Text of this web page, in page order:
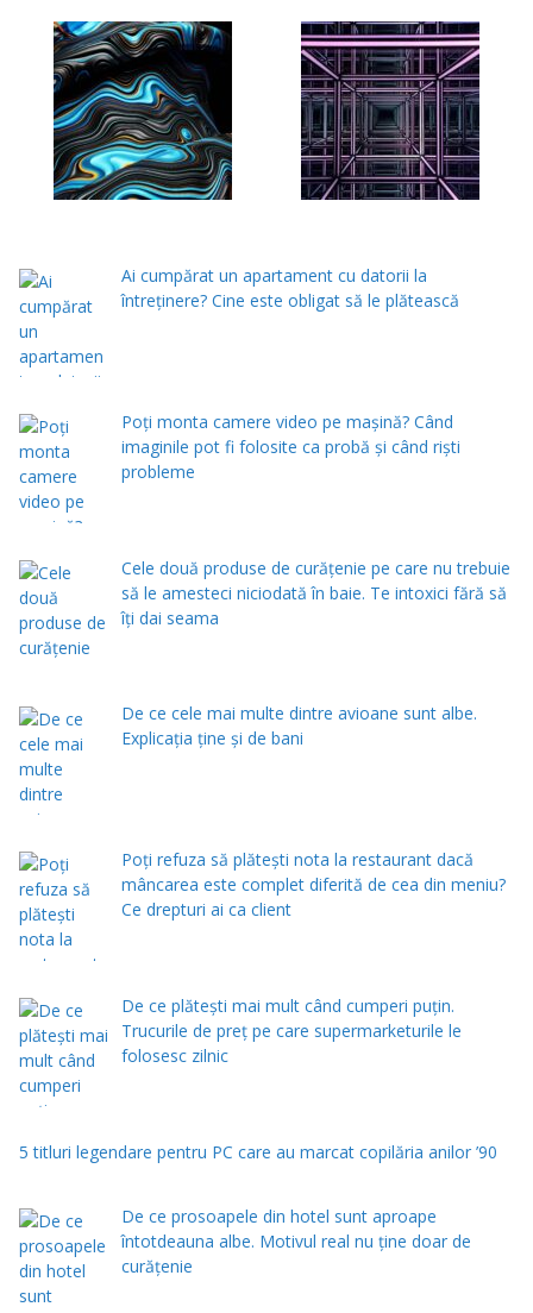
Ai cumpărat un apartament cu datorii la
întreținere? Cine este obligat să le plătească
Poți monta camere video pe mașină? Când
imaginile pot fi folosite ca probă și când riști
probleme
Cele două produse de curăţenie pe care nu trebuie
să le amesteci niciodată în baie. Te intoxici fără să
îţi dai seama
De ce cele mai multe dintre avioane sunt albe.
Explicația ține și de bani
Poți refuza să plătești nota la restaurant dacă
mâncarea este complet diferită de cea din meniu?
Ce drepturi ai ca client
De ce plătești mai mult când cumperi puțin.
Trucurile de preț pe care supermarketurile le
folosesc zilnic
5 titluri legendare pentru PC care au marcat copilăria anilor ’90
De ce prosoapele din hotel sunt aproape
întotdeauna albe. Motivul real nu ține doar de
curățenie